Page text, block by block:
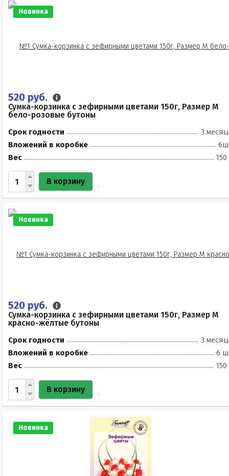
Новинка
520 руб.
Сумка-корзинка с зефирными цветами 150г, Размер М
бело-розовые бутоны
Срок годности
3
Вложений в коробке
Вес
150
В корзину
Новинка
520 руб.
Сумка-корзинка с зефирными цветами 150г, Размер М
красно-жёлтые бутоны
Срок годности
3
Вложений в коробке
6
Вес
150
В корзину
Новинка